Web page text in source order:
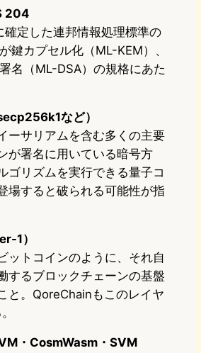
204
定した連邦情報処理標準の
鍵カプセル化（ML-KEM）、
名（ML-DSA）の規格にあた
など）
ーサリアムを含む多くの主要
が署名に用いている暗号方
ゴリズムを実行できる量子コ
場すると破られる可能性が指
1）
ットコインのように、それ自
するブロックチェーンの基盤
と。QoreChainもこのレイヤ
・CosmWasm・SVM